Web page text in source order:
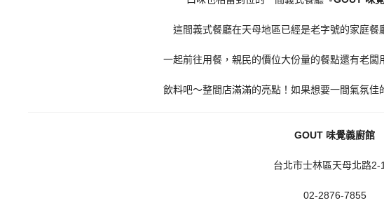
這間義式餐廳在天母地區已經是老字號的家庭餐
一起前往用餐，親民的價位大份量的餐點還有老闆
飲料吧～整間店滿滿的亮點！如果想要一間氣氛佳
GOUT 味覺義廚館
台北市士林區天母北路2-
02-2876-7855